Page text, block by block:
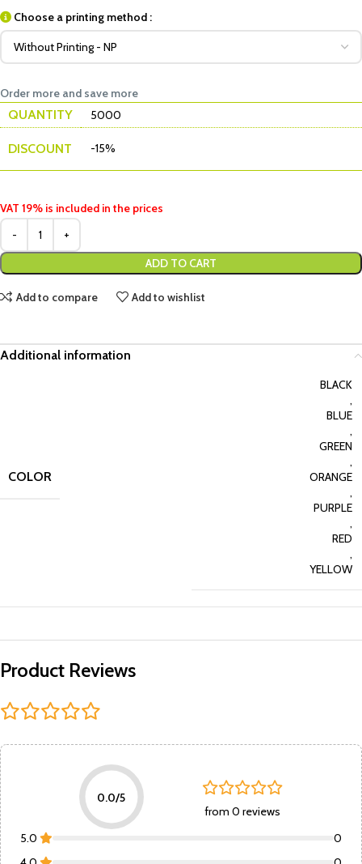
Choose a printing method :
Order more and save more
QUANTITY 5000
DISCOUNT -15%
VAT 19% is included in the prices
ADD TO CART
Add to compare Add to wishlist
Additional information
COLOR
BLACK
,
BLUE
,
GREEN
,
ORANGE
,
PURPLE
,
RED
,
YELLOW
Product Reviews
0.0/5
from 0 reviews
5.0
0